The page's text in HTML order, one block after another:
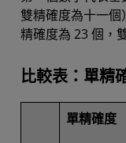
雙精確度為十一
精確度為 23 個，
比較表：單精
單精確度